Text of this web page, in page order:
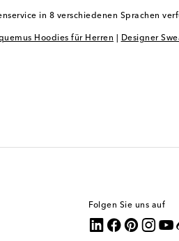
in 8 verschiedenen Sprachen
Hoodies für Herren Designer
Folgen Sie uns auf